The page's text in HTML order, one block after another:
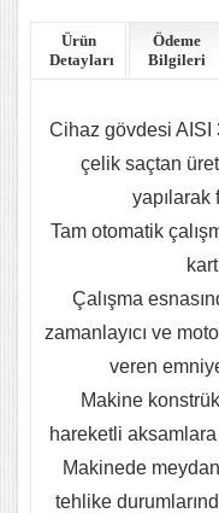
Ürün
Detayları
Ödeme
Bilgileri
Cihaz gövdesi AISI
çelik saçtan
yapılarak
Tam otomatik
Çalışma
zamanlayıcı ve
veren
Makine
hareketli aksamlara
Makinede
tehlike